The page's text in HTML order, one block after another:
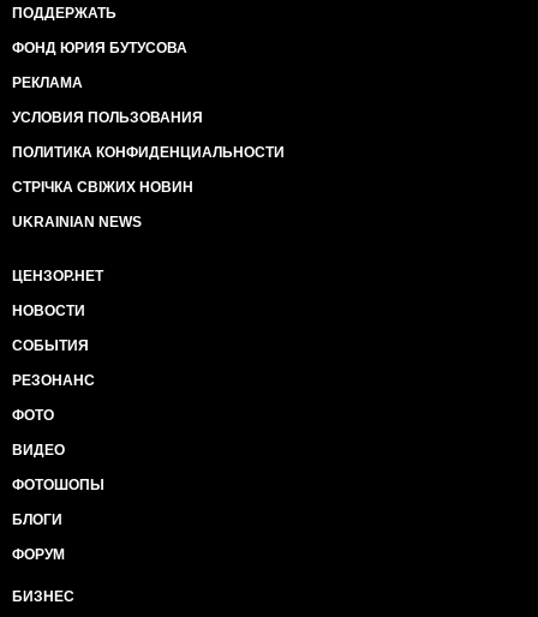
ПОДДЕРЖАТЬ
ФОНД ЮРИЯ БУТУСОВА
РЕКЛАМА
УСЛОВИЯ ПОЛЬЗОВАНИЯ
ПОЛИТИКА КОНФИДЕНЦИАЛЬНОСТИ
СТРІЧКА СВІЖИХ НОВИН
UKRAINIAN NEWS
ЦЕНЗОР.НЕТ
НОВОСТИ
СОБЫТИЯ
РЕЗОНАНС
ФОТО
ВИДЕО
ФОТОШОПЫ
БЛОГИ
ФОРУМ
БИЗНЕС